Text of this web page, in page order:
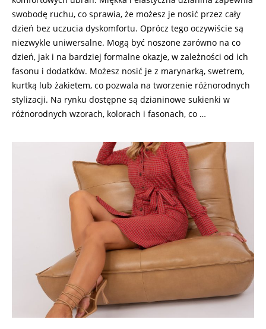
swobodę ruchu, co sprawia, że możesz je nosić przez cały
dzień bez uczucia dyskomfortu. Oprócz tego oczywiście są
niezwykle uniwersalne. Mogą być noszone zarówno na co
dzień, jak i na bardziej formalne okazje, w zależności od ich
fasonu i dodatków. Możesz nosić je z marynarką, swetrem,
kurtką lub żakietem, co pozwala na tworzenie różnorodnych
stylizacji. Na rynku dostępne są dzianinowe sukienki w
różnorodnych wzorach, kolorach i fasonach, co …